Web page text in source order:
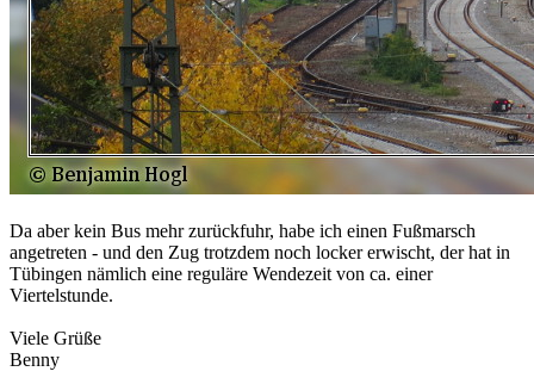
Da aber kein Bus mehr zurückfuhr, habe ich einen Fußmarsch
angetreten - und den Zug trotzdem noch locker erwischt, der hat in
Tübingen nämlich eine reguläre Wendezeit von ca. einer
Viertelstunde.
Viele Grüße
Benny